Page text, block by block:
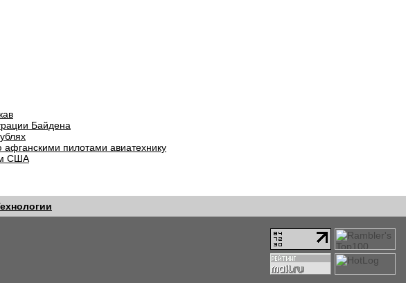
Байдена
афганскими пилотами авиатехнику
США